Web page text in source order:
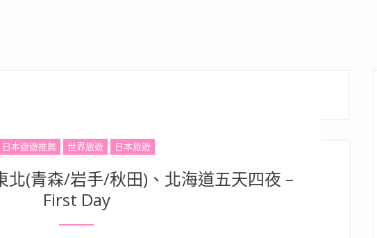
日本遊遊推薦 世界旅遊 日本旅遊
北(青森/岩手/秋田)、北海道五天四夜 –
First Day